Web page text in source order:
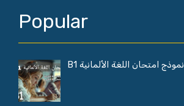
Popular
نموذج امتحان اللغة الألمانية B1